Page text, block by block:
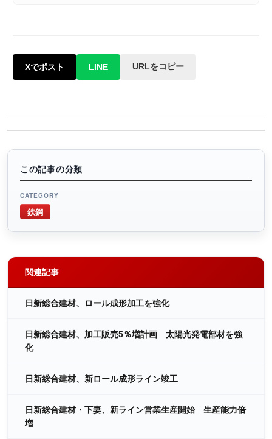
Xでポスト LINE URLをコピー
この記事の分類
CATEGORY
鉄鋼
関連記事
日新総合建材、ロール成形加工を強化
日新総合建材、加工販売5％増計画 太陽光発電部材を強
化
日新総合建材、新ロール成形ライン竣工
日新総合建材・下妻、新ライン営業生産開始 生産能力倍
増